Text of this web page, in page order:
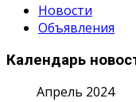
Новости
Объявления
Календарь
Апрель 2024